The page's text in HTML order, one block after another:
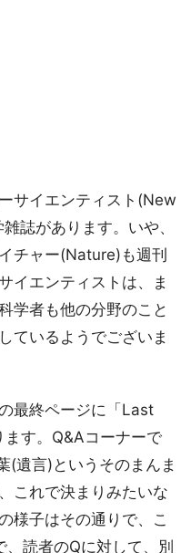
サイエンティスト(New
誌があります。いや、
チャー(Nature)も週刊
イエンティストは、ま
学者も他の分野のこと
ているようでございま
最終ページに「Last
す。Q&Aコーナーで
(遺言)というそのまんま
これで決まりみたいな
様子はその通りで、こ
読者のQに対して、別